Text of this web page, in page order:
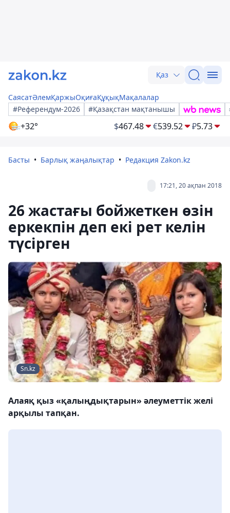
Қаз
СаясатӘлемҚаржыОқиғаҚұқықМақалалар
#Референдум-2026
#Қазақстан мақтанышы
+32° $467.48 €539.52 ₽5.73
Басты Барлық жаңалықтар Редакция Zakon.kz
17:21, 20 ақпан 2018
26 жастағы бойжеткен өзін
еркекпін деп екі рет келін
түсірген
Sn.kz
Алаяқ қыз «қалыңдықтарын» әлеуметтік желі
арқылы тапқан.